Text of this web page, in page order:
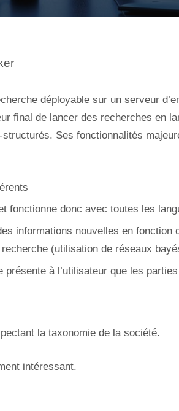
déployable sur un serveur
final de lancer des recherches en
Ses fonctionnalités
fonctionne donc avec toutes les
informations nouvelles en fonction
(utilisation de réseaux
présente à l’utilisateur que les
la taxonomie de la société.
intéressant.